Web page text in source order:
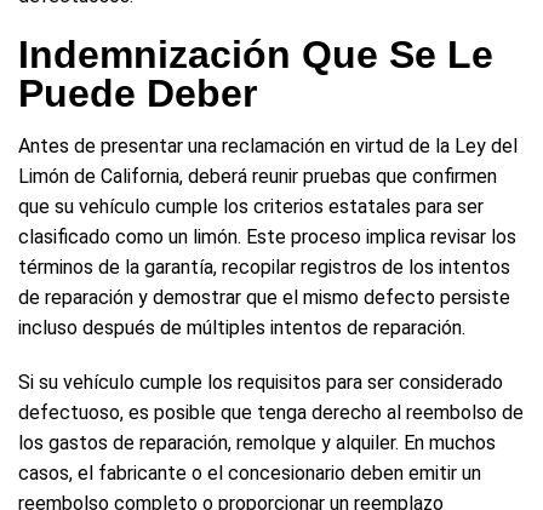
Indemnización Que Se Le
Puede Deber
Antes de presentar una reclamación en virtud de la Ley del
Limón de California, deberá reunir pruebas que confirmen
que su vehículo cumple los criterios estatales para ser
clasificado como un limón. Este proceso implica revisar los
términos de la garantía, recopilar registros de los intentos
de reparación y demostrar que el mismo defecto persiste
incluso después de múltiples intentos de reparación.
Si su vehículo cumple los requisitos para ser considerado
defectuoso, es posible que tenga derecho al reembolso de
los gastos de reparación, remolque y alquiler. En muchos
casos, el fabricante o el concesionario deben emitir un
reembolso completo o proporcionar un reemplazo